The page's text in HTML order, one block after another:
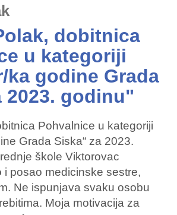
dobitnica
u kategoriji
ka godine Grada
2023. godinu"
Pohvalnice u kategoriji
Grada Siska“ za 2023.
škole Viktorovac
i posao medicinske sestre,
Ne ispunjava svaku osobu
Moja motivacija za